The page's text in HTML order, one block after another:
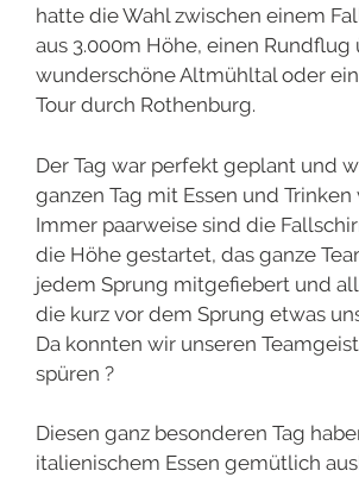
hatte die Wahl zwischen einem
aus 3.000m Höhe, einen Rundflug
wunderschöne Altmühltal oder
Tour durch Rothenburg.
Der Tag war perfekt geplant und
ganzen Tag mit Essen und
Immer paarweise sind die
die Höhe gestartet, das ganze
jedem Sprung mitgefiebert und
die kurz vor dem Sprung etwas
Da konnten wir unseren
spüren ?
Diesen ganz besonderen Tag
italienischem Essen gemütlich